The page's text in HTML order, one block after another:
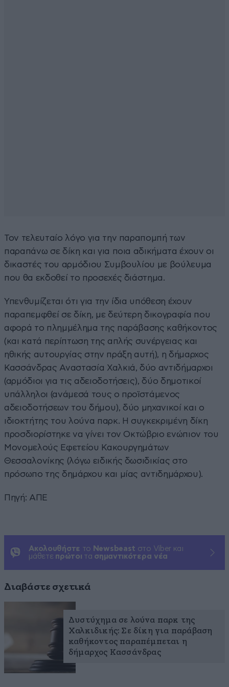
Τον τελευταίο λόγο για την παραπομπή των
παραπάνω σε δίκη και για ποια αδικήματα έχουν οι
δικαστές του αρμόδιου Συμβουλίου με βούλευμα
που θα εκδοθεί το προσεχές διάστημα.
Υπενθυμίζεται ότι για την ίδια υπόθεση έχουν
παραπεμφθεί σε δίκη, με δεύτερη δικογραφία που
αφορά το πλημμέλημα της παράβασης καθήκοντος
(και κατά περίπτωση της απλής συνέργειας και
ηθικής αυτουργίας στην πράξη αυτή), η δήμαρχος
Κασσάνδρας Αναστασία Χαλκιά, δύο αντιδήμαρχοι
(αρμόδιοι για τις αδειοδοτήσεις), δύο δημοτικοί
υπάλληλοι (ανάμεσά τους ο προϊστάμενος
αδειοδοτήσεων του δήμου), δύο μηχανικοί και ο
ιδιοκτήτης του λούνα παρκ. Η συγκεκριμένη δίκη
προσδιορίστηκε να γίνει τον Οκτώβριο ενώπιον του
Μονομελούς Εφετείου Κακουργημάτων
Θεσσαλονίκης (λόγω ειδικής δωσιδικίας στο
πρόσωπο της δημάρχου και μίας αντιδημάρχου).
Πηγή: ΑΠΕ
Ακολουθήστε το Newsbeast στο Viber και
μάθετε πρώτοι τα σημαντικότερα νέα
Διαβάστε σχετικά
Δυστύχημα σε λούνα παρκ της
Χαλκιδικής: Σε δίκη για παράβαση
καθήκοντος παραπέμπεται η
δήμαρχος Κασσάνδρας